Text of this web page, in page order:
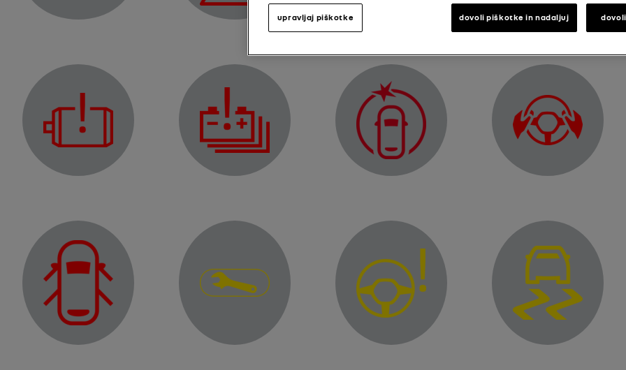
Opozorilna lučka
Opozorilna lučka napake na zavornem sistemu
Kontrolna lučka
Opozorilna lučka napake elektromotorjaOpozorilna lučka napake pogonske baterije
Opozorilna lučka funkcije »Aktivno zaviranje v sili«
Kontrolna lučka
Opozorilna lučka odprtih vrat
Kontrolna lučka variabilnega servovolanaKontrolna lučka
dovoli piškotke in nadaljuj
upravljaj piškotke